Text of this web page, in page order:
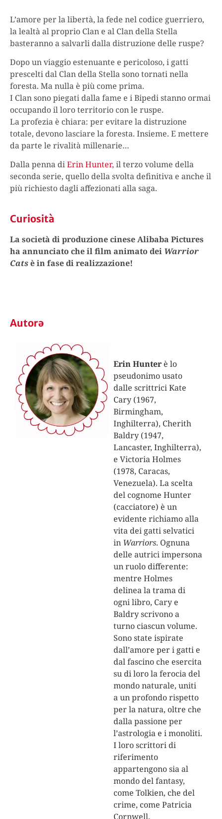
L’amore per la libertà, la fede nel codice guerriero,
la lealtà al proprio Clan e al Clan della Stella
basteranno a salvarli dalla distruzione delle ruspe?
Dopo un viaggio estenuante e pericoloso, i gatti
prescelti dal Clan della Stella sono tornati nella
foresta. Ma nulla è più come prima.
I Clan sono piegati dalla fame e i Bipedi stanno ormai
occupando il loro territorio con le ruspe.
La profezia è chiara: per evitare la distruzione
totale, devono lasciare la foresta. Insieme. E mettere
da parte le rivalità millenarie…
Dalla penna diErin Hunter, il terzo volume della
seconda serie, quello della svolta definitiva e anche il
più richiesto dagli affezionati alla saga.
Curiosità
La società di produzione cinese Alibaba Pictures
ha annunciato che il film animato dei Warrior
Catsè in fase di realizzazione!
Autorə
Erin Hunterè lo
pseudonimo usato
dalle scrittrici Kate
Cary (1967,
Birmingham,
Inghilterra), Cherith
Baldry (1947,
Lancaster, Inghilterra),
e Victoria Holmes
(1978, Caracas,
Venezuela). La scelta
del cognome Hunter
(cacciatore) è un
evidente richiamo alla
vita dei gatti selvatici
in Warriors. Ognuna
delle autrici impersona
un ruolo differente:
mentre Holmes
delinea la trama di
ogni libro, Cary e
Baldry scrivono a
turno ciascun volume.
Sono state ispirate
dall’amore per i gatti e
dal fascino che esercita
su di loro la ferocia del
mondo naturale, uniti
a un profondo rispetto
per la natura, oltre che
dalla passione per
l’astrologia e i monoliti.
I loro scrittori di
riferimento
appartengono sia al
mondo del fantasy,
come Tolkien, che del
crime, come Patricia
Cornwell.